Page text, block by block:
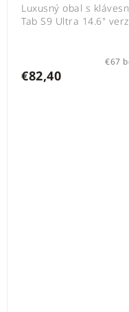
€67
€82,40
Luxusný obal s
Tab S9 Ultra 14.6"